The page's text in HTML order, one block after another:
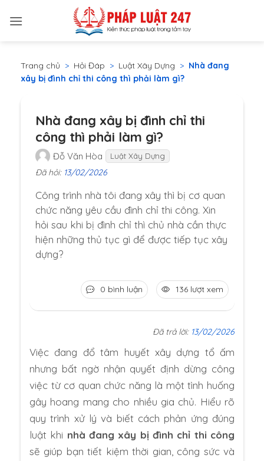
qua
Trang chủ > Hỏi Đáp > Luật Xây Dựng > Nhà đang
xây bị đình chỉ thi công thì phải làm gì?
Nhà đang xây bị đình chỉ thi
công thì phải làm gì?
Đỗ Văn Hòa Luật Xây Dựng
Đã hỏi: 13/02/2026
Công trình nhà tôi đang xây thì bị cơ quan
chức năng yêu cầu đình chỉ thi công. Xin
hỏi sau khi bị đình chỉ thì chủ nhà cần thực
hiện những thủ tục gì để được tiếp tục xây
dựng?
0 bình luận 136 lượt xem
Đã trả lời: 13/02/2026
Việc đang đổ tâm huyết xây dựng tổ ấm
nhưng bất ngờ nhận quyết định dừng công
việc từ cơ quan chức năng là một tình huống
gây hoang mang cho nhiều gia chủ. Hiểu rõ
quy trình xử lý và biết cách phản ứng đúng
luật khi nhà đang xây bị đình chỉ thi công
sẽ giúp bạn tiết kiệm thời gian, công sức và